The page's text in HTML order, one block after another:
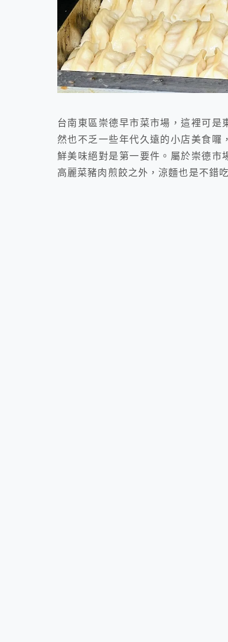
台南東區崇德早市菜市場，這裡可是
然也不乏一些年代久遠的小店美食囉
鮮美味絕對是第一要件。屬於崇德市
高麗菜豬肉煎餃之外，涼麵也是不錯吃